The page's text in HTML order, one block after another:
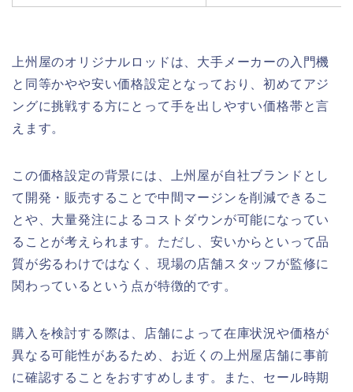
上州屋のオリジナルロッドは、大手メーカーの入門機
と同等かやや安い価格設定となっており、初めてアジ
ングに挑戦する方にとって手を出しやすい価格帯と言
えます。
この価格設定の背景には、上州屋が自社ブランドとし
て開発・販売することで中間マージンを削減できるこ
とや、大量発注によるコストダウンが可能になってい
ることが考えられます。ただし、安いからといって品
質が劣るわけではなく、現場の店舗スタッフが監修に
関わっているという点が特徴的です。
購入を検討する際は、店舗によって在庫状況や価格が
異なる可能性があるため、お近くの上州屋店舗に事前
に確認することをおすすめします。また、セール時期